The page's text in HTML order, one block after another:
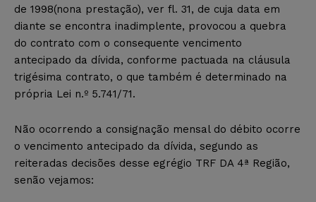
de 1998(nona prestação), ver fl. 31, de cuja data em
diante se encontra inadimplente, provocou a quebra
do contrato com o consequente vencimento
antecipado da dívida, conforme pactuada na cláusula
trigésima contrato, o que também é determinado na
própria Lei n.º 5.741/71.
Não ocorrendo a consignação mensal do débito ocorre
o vencimento antecipado da dívida, segundo as
reiteradas decisões desse egrégio TRF DA 4ª Região,
senão vejamos: